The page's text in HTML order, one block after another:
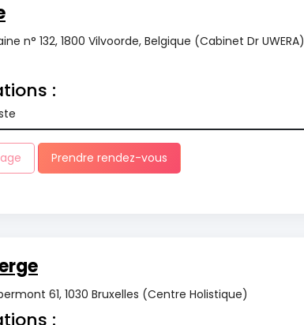
n° 132, 1800 Vilvoorde, Belgique (Cabinet Dr UWERA)
:
Prendre rendez-vous
61, 1030 Bruxelles (Centre Holistique)